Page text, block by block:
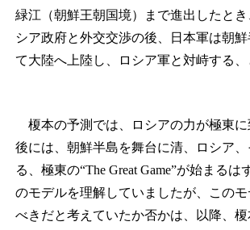
緑江（朝鮮王朝国境）まで進出したと
シア政府と外交交渉の後、日本軍は朝
て大陸へ上陸し、ロシア軍と対峙する、
榎本の予測では、ロシアの力が極東
後には、朝鮮半島を舞台に清、ロシア
る、極東の“The Great Game”が始まるは
のモデルを理解していましたが、この
べきだと考えていたか否かは、以降、